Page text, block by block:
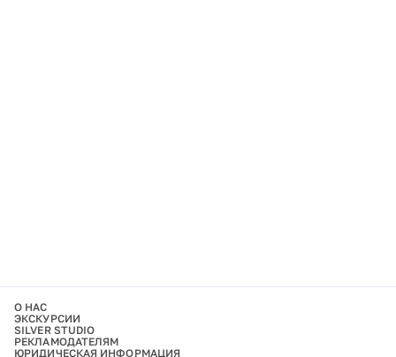
О НАС
ЭКСКУРСИИ
SILVER STUDIO
РЕКЛАМОДАТЕЛЯМ
ЮРИДИЧЕСКАЯ ИНФОРМАЦИЯ